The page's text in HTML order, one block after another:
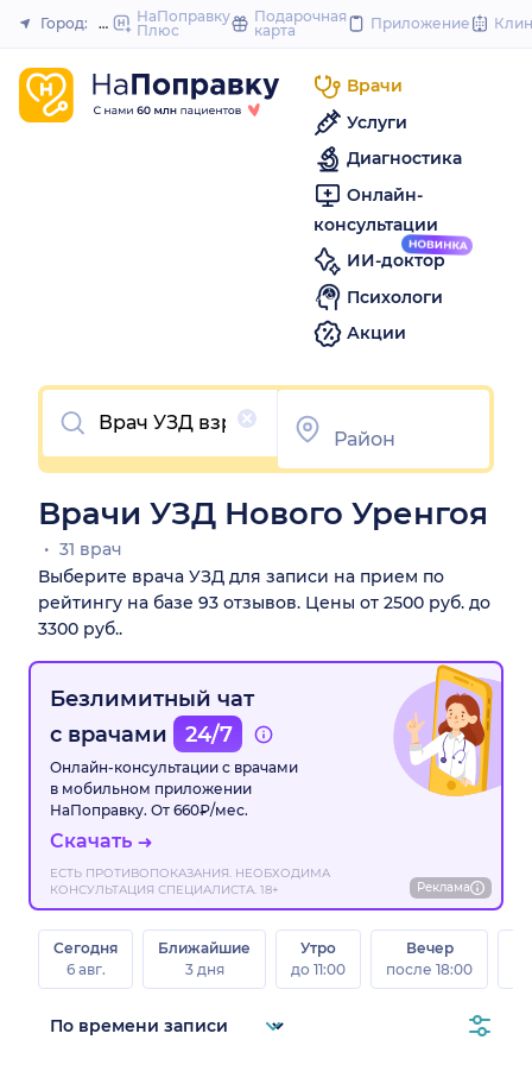
to
Закрыть
Город: Новый Уренгой
НаПоправку
Плюс
Подарочная
карта
Приложение
Врачи
Услуги
Диагностика
Онлайн-
консультации
ИИ-доктор
Психологи
Акции
Очистить
Врачи УЗД Нового Уренгоя
31 врач
Выберите врача УЗД для записи на прием по
рейтингу на базе 93 отзывов. Цены от 2500 руб. до
3300 руб..
Безлимитный чат
с врачами
24/7
Онлайн-консультации с врачами
в мобильном приложении
НаПоправку. От 660₽/мес.
Скачать
ЕСТЬ ПРОТИВОПОКАЗАНИЯ. НЕОБХОДИМА
КОНСУЛЬТАЦИЯ СПЕЦИАЛИСТА. 18+
Реклама
Сегодня
6 авг.
Ближайшие
3 дня
Утро
до 11:00
Вечер
после 18:00